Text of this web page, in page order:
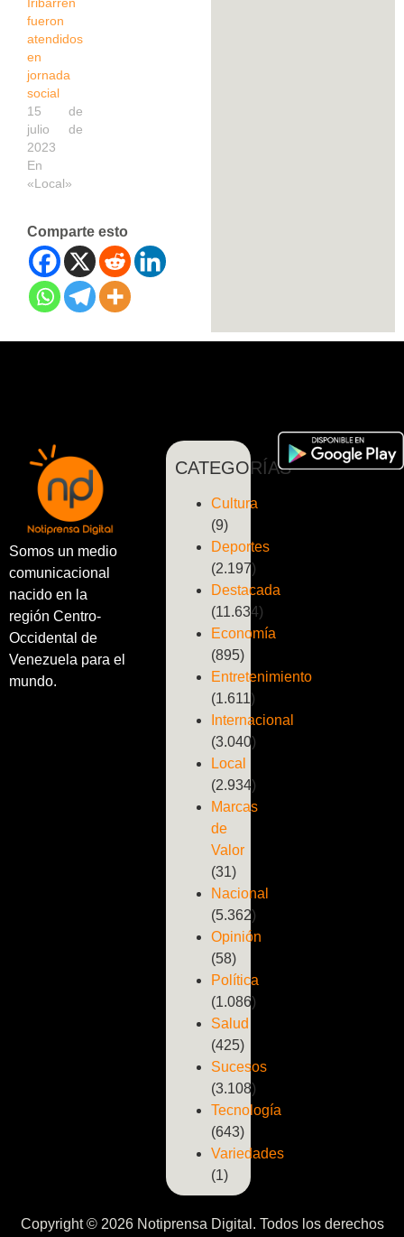
fueron
atendidos
en
jornada
social
15 de
julio de
2023
En
«Local»
Comparte esto
Somos un medio
comunicacional
nacido en la
región Centro-
Occidental de
Venezuela para el
mundo.
CATEGORÍAS
Cultura
(9)
Deportes
(2.197)
Destacada
(11.634)
Economía
(895)
Entretenimiento
(1.611)
Internacional
(3.040)
Local
(2.934)
Marcas
de
Valor
(31)
Nacional
(5.362)
Opinión
(58)
Política
(1.086)
Salud
(425)
Sucesos
(3.108)
Tecnología
(643)
Variedades
(1)
Copyright © 2026 Notiprensa Digital. Todos los derechos